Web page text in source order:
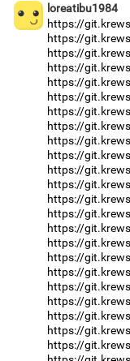
loreatibu1984
https://
https://
https://
https://
https://
https://
https://
https://
https://
https://
https://
https://
https://
https://
https://
https://
https://
https://
https://
https://
https://
https://
https://